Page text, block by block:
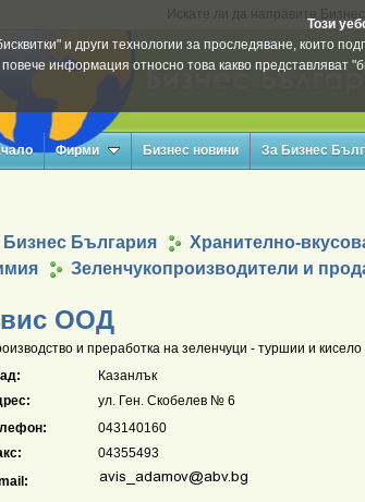
Искате ли да направите
Този
и други технологии за проследяване, които
информация относно това какво
Фирми Бизнес новини За Бизнес
Бизнес България
Хранително-
Зеленчукопроизводители и
ООД
и преработка на зеленчуци - туршии и кисело
Казанлък
ул. Ген. Скобелев № 6
043140160
04355493